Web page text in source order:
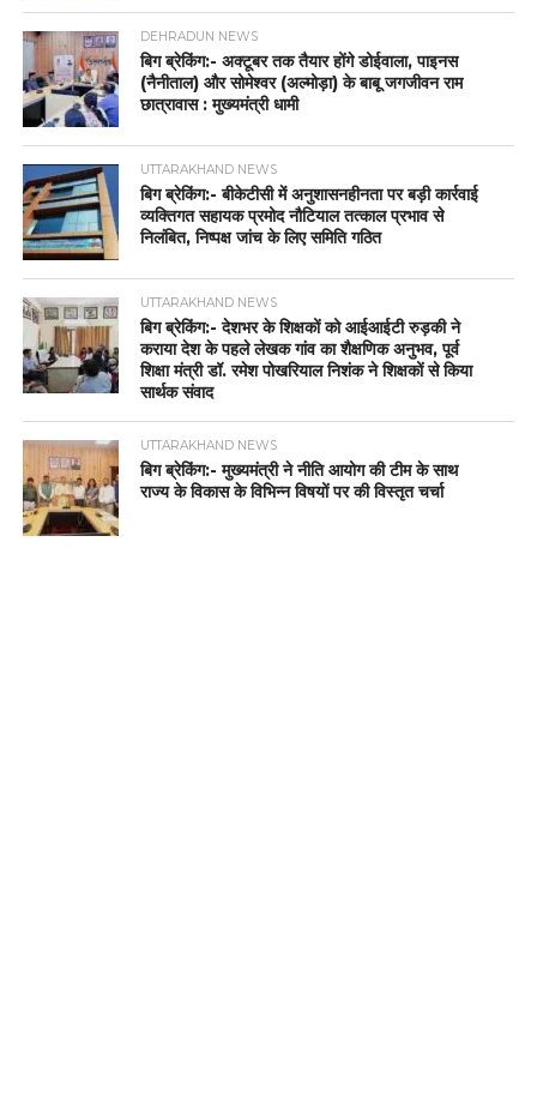
DEHRADUN NEWS
बिग ब्रेकिंग:- अक्टूबर तक तैयार होंगे डोईवाला, पाइनस
(नैनीताल) और सोमेश्वर (अल्मोड़ा) के बाबू जगजीवन राम
छात्रावास : मुख्यमंत्री धामी
UTTARAKHAND NEWS
बिग ब्रेकिंग:- बीकेटीसी में अनुशासनहीनता पर बड़ी कार्रवाई
व्यक्तिगत सहायक प्रमोद नौटियाल तत्काल प्रभाव से
निलंबित, निष्पक्ष जांच के लिए समिति गठित
UTTARAKHAND NEWS
बिग ब्रेकिंग:- देशभर के शिक्षकों को आईआईटी रुड़की ने
कराया देश के पहले लेखक गांव का शैक्षणिक अनुभव, पूर्व
शिक्षा मंत्री डॉ. रमेश पोखरियाल निशंक ने शिक्षकों से किया
सार्थक संवाद
UTTARAKHAND NEWS
बिग ब्रेकिंग:- मुख्यमंत्री ने नीति आयोग की टीम के साथ
राज्य के विकास के विभिन्न विषयों पर की विस्तृत चर्चा